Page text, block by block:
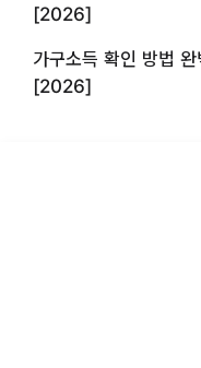
[2026]
가구소득 확인 방법
[2026]